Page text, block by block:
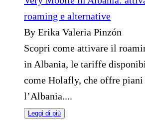
roaming e alternative
By Erika Valeria Pinzón
Scopri come attivare il
in Albania, le tariffe
come Holafly, che offre
l’Albania....
Leggi di più